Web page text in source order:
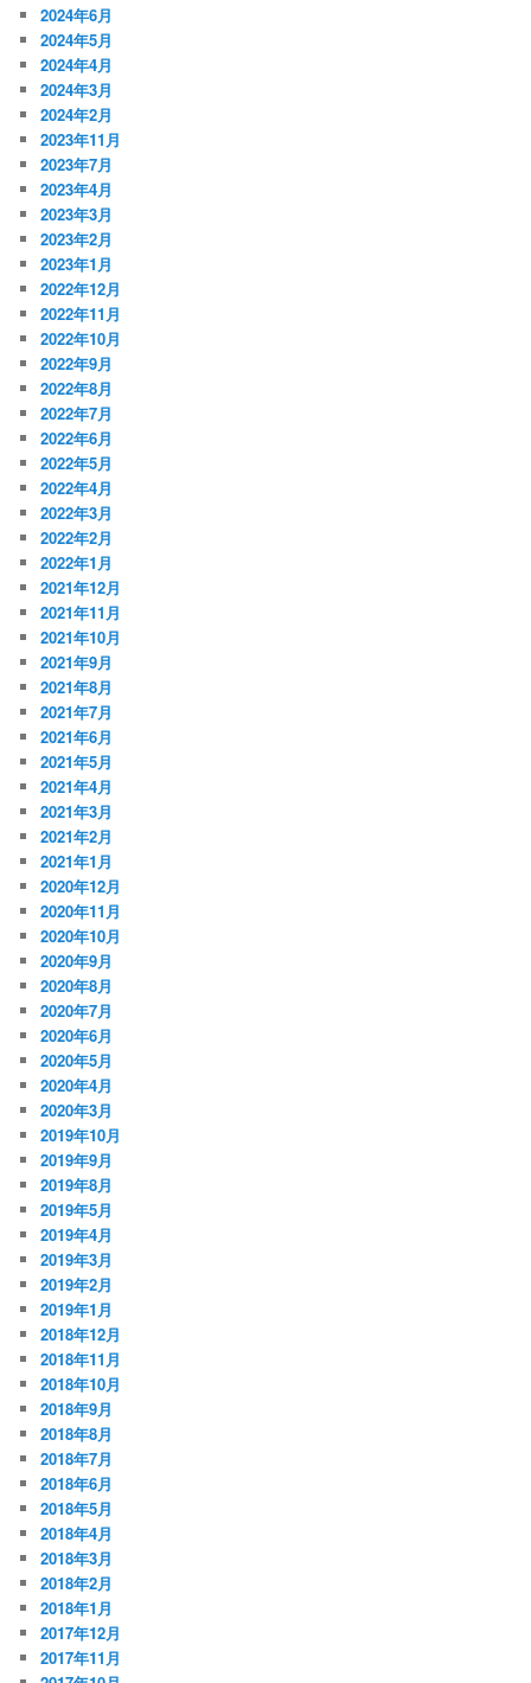
2024年6月
2024年5月
2024年4月
2024年3月
2024年2月
2023年11月
2023年7月
2023年4月
2023年3月
2023年2月
2023年1月
2022年12月
2022年11月
2022年10月
2022年9月
2022年8月
2022年7月
2022年6月
2022年5月
2022年4月
2022年3月
2022年2月
2022年1月
2021年12月
2021年11月
2021年10月
2021年9月
2021年8月
2021年7月
2021年6月
2021年5月
2021年4月
2021年3月
2021年2月
2021年1月
2020年12月
2020年11月
2020年10月
2020年9月
2020年8月
2020年7月
2020年6月
2020年5月
2020年4月
2020年3月
2019年10月
2019年9月
2019年8月
2019年5月
2019年4月
2019年3月
2019年2月
2019年1月
2018年12月
2018年11月
2018年10月
2018年9月
2018年8月
2018年7月
2018年6月
2018年5月
2018年4月
2018年3月
2018年2月
2018年1月
2017年12月
2017年11月